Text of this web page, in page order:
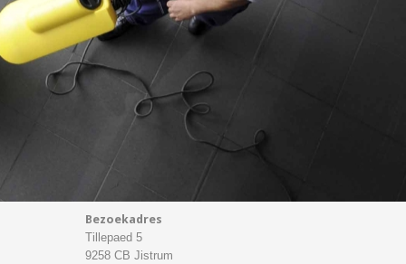
Bezoekadres
Tillepaed 5
9258 CB Jistrum